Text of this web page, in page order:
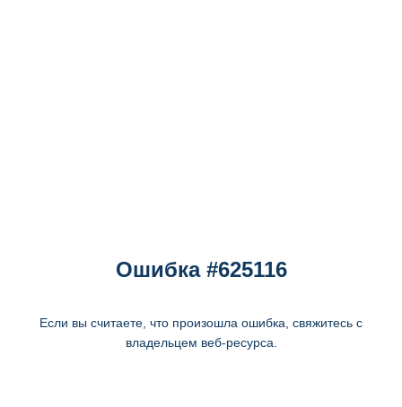
Ошибка #625116
Если вы считаете, что произошла ошибка, свяжитесь с
владельцем веб-ресурса.